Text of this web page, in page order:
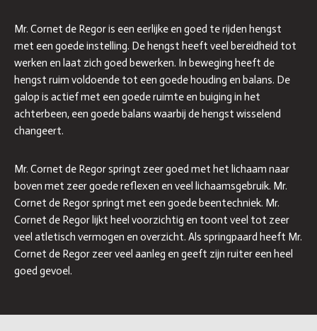
Mr. Cornet de Regor is een eerlijke en goed te rijden hengst
met een goede instelling. De hengst heeft veel bereidheid tot
werken en laat zich goed bewerken. In beweging heeft de
hengst ruim voldoende tot een goede houding en balans. De
galop is actief met een goede ruimte en buiging in het
achterbeen, een goede balans waarbij de hengst wisselend
changeert.
Mr. Cornet de Regor springt zeer goed met het lichaam naar
boven met zeer goede reflexen en veel lichaamsgebruik. Mr.
Cornet de Regor springt met een goede beentechniek. Mr.
Cornet de Regor lijkt heel voorzichtig en toont veel tot zeer
veel atletisch vermogen en overzicht. Als springpaard heeft Mr.
Cornet de Regor zeer veel aanleg en geeft zijn ruiter een heel
goed gevoel.